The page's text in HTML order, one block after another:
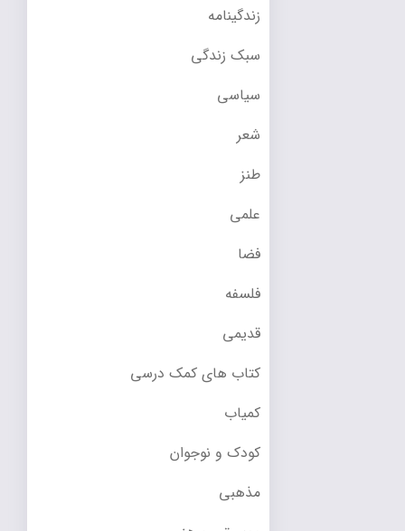
زندگینامه
سبک زندگی
سیاسی
شعر
طنز
علمی
فضا
فلسفه
قدیمی
کتاب های کمک درسی
کمیاب
کودک و نوجوان
مذهبی